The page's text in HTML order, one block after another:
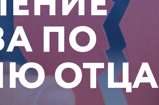
ПО
ОТЦА